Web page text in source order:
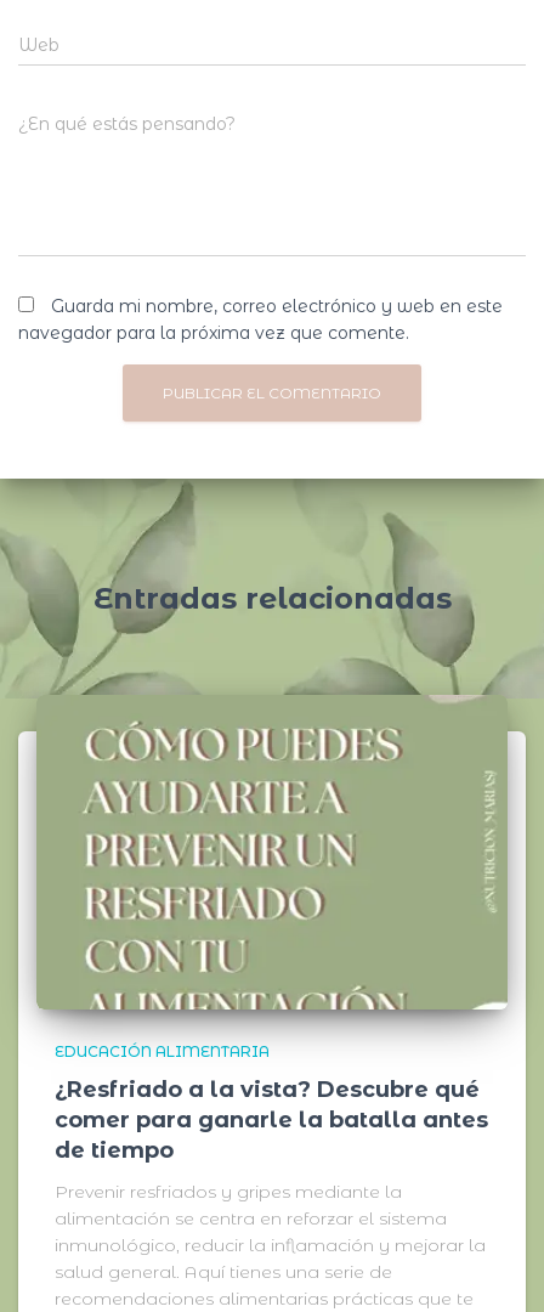
Web
¿En qué estás pensando?
Guarda mi nombre, correo electrónico y web en este
navegador para la próxima vez que comente.
Entradas relacionadas
EDUCACIÓN ALIMENTARIA
¿Resfriado a la vista? Descubre qué
comer para ganarle la batalla antes
de tiempo
Prevenir resfriados y gripes mediante la
alimentación se centra en reforzar el sistema
inmunológico, reducir la inflamación y mejorar la
salud general. Aquí tienes una serie de
recomendaciones alimentarias prácticas que te